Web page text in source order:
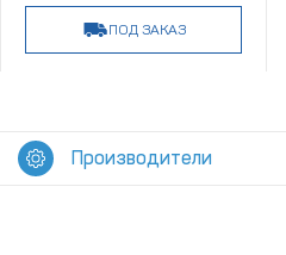
ПОД ЗАКАЗ
Производители